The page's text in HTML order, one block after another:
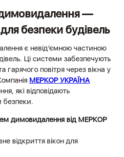
димовидалення —
безпеки будівель
є невід’ємною частиною
Ці системи забезпечують
повітря через вікна у
МЕРКОР УКРАЇНА
які відповідають
безпеки.
димовидалення від МЕРКОР
відкриття вікон для